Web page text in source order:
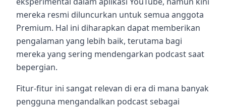
mereka resmi diluncurkan untuk semua anggota
Premium. Hal ini diharapkan dapat memberikan
pengalaman yang lebih baik, terutama bagi
mereka yang sering mendengarkan podcast saat
bepergian.
Fitur-fitur ini sangat relevan di era di mana banyak
pengguna mengandalkan podcast sebagai